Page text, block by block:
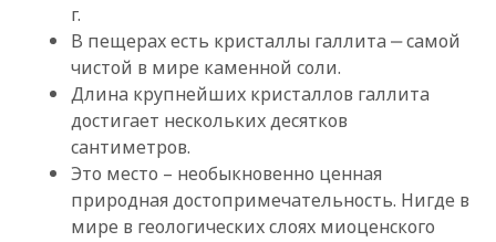
г.
В пещерах есть кристаллы галлита ‒ самой
чистой в мире каменной соли.
Длина крупнейших кристаллов галлита
достигает нескольких десятков
сантиметров.
Это место – необыкновенно ценная
природная достопримечательность. Нигде в
мире в геологических слоях миоценского